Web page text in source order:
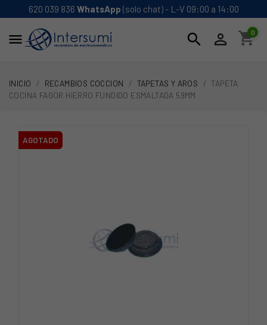
620 039 836 WhatsApp (solo chat) - L-V 09:00 a 14:00
 search  shopping_cart
0
INICIO RECAMBIOS COCCION TAPETAS Y AROS
TAPETA
COCINA FAGOR HIERRO FUNDIDO ESMALTADA 59MM
AGOTADO